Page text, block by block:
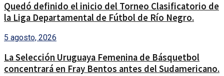
Quedó definido el inicio del Torneo Clasificatorio de
la Liga Departamental de Fútbol de Río Negro.
5 agosto, 2026
La Selección Uruguaya Femenina de Básquetbol
concentrará en Fray Bentos antes del Sudamericano.